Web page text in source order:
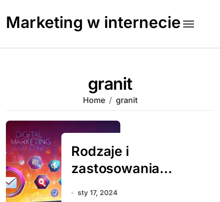
content
Marketing w internecie
granit
Home granit
Rodzaje i
zastosowania
kamienia
sty 17, 2024